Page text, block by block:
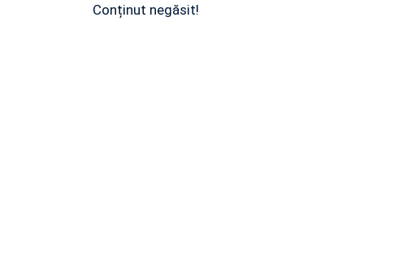
Conținut negăsit!